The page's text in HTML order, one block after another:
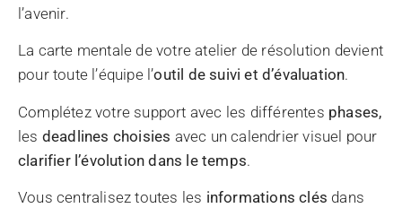
l’avenir.
La carte mentale de votre atelier de résolution devient
pour toute l’équipe l’outil de suivi et d’évaluation.
Complétez votre support avec les différentes phases,
les deadlines choisies avec un calendrier visuel pour
clarifier l’évolution dans le temps.
Vous centralisez toutes les informations clés dans